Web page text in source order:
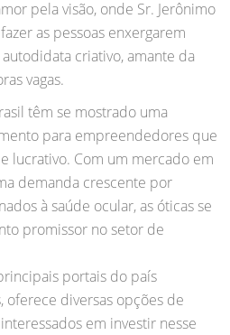
pela visão, onde Sr. Jerônimo
as pessoas enxergarem
criativo, amante da
vagas.
têm se mostrado uma
para empreendedores que
lucrativo. Com um mercado em
demanda crescente por
à saúde ocular, as óticas se
promissor no setor de
portais do país
oferece diversas opções de
em investir nesse